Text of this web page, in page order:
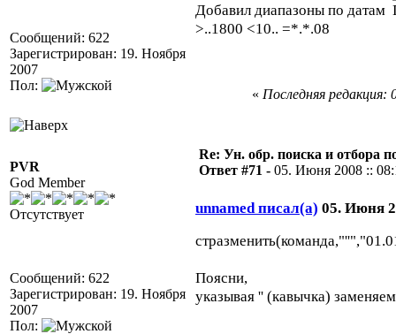
Сообщений: 622
Зарегистрирован: 19. Ноября
2007
Пол:
Добавил диапазоны по датам
>..1800 <10.. =*.*.08
« Последняя
PVR
God Member
Отсутствует
Сообщений: 622
Зарегистрирован: 19. Ноября
2007
Пол:
Re: Ун. обр. поиска и отбора
Ответ #71 - 05. Июня 2008 ::
unnamed писал(а) 05. Июня
Поясни,
указывая '' (кавычка)